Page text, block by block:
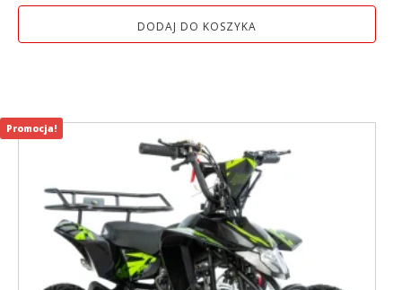
wynosiła:
wynosi:
6
DODAJ DO KOSZYKA
Promocja!